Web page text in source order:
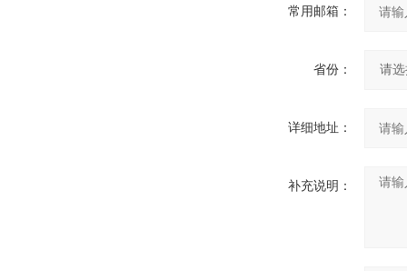
常用邮箱：
省份：
详细地址：
补充说明：